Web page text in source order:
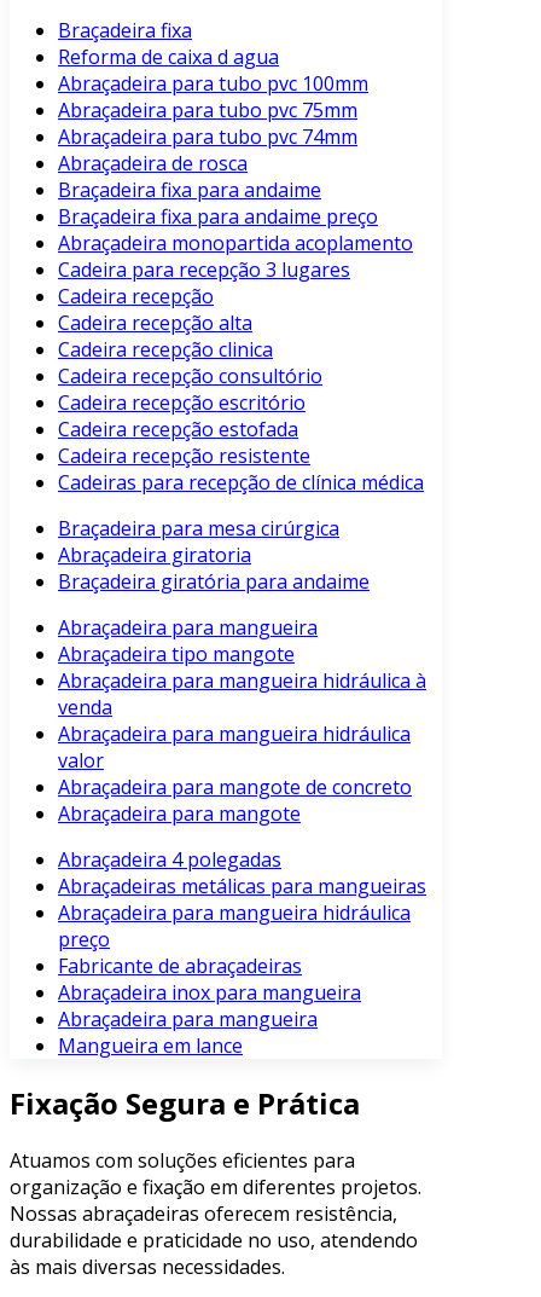
Braçadeira fixa
Reforma de caixa d agua
Abraçadeira para tubo pvc 100mm
Abraçadeira para tubo pvc 75mm
Abraçadeira para tubo pvc 74mm
Abraçadeira de rosca
Braçadeira fixa para andaime
Braçadeira fixa para andaime preço
Abraçadeira monopartida acoplamento
Cadeira para recepção 3 lugares
Cadeira recepção
Cadeira recepção alta
Cadeira recepção clinica
Cadeira recepção consultório
Cadeira recepção escritório
Cadeira recepção estofada
Cadeira recepção resistente
Cadeiras para recepção de clínica médica
Braçadeira para mesa cirúrgica
Abraçadeira giratoria
Braçadeira giratória para andaime
Abraçadeira para mangueira
Abraçadeira tipo mangote
Abraçadeira para mangueira hidráulica à
venda
Abraçadeira para mangueira hidráulica
valor
Abraçadeira para mangote de concreto
Abraçadeira para mangote
Abraçadeira 4 polegadas
Abraçadeiras metálicas para mangueiras
Abraçadeira para mangueira hidráulica
preço
Fabricante de abraçadeiras
Abraçadeira inox para mangueira
Abraçadeira para mangueira
Mangueira em lance
Fixação Segura e Prática
Atuamos com soluções eficientes para
organização e fixação em diferentes projetos.
Nossas abraçadeiras oferecem resistência,
durabilidade e praticidade no uso, atendendo
às mais diversas necessidades.